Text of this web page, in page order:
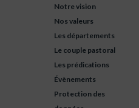
Notre vision
Nos valeurs
Les départements
Le couple pastoral
Les prédications
Évènements
Protection des